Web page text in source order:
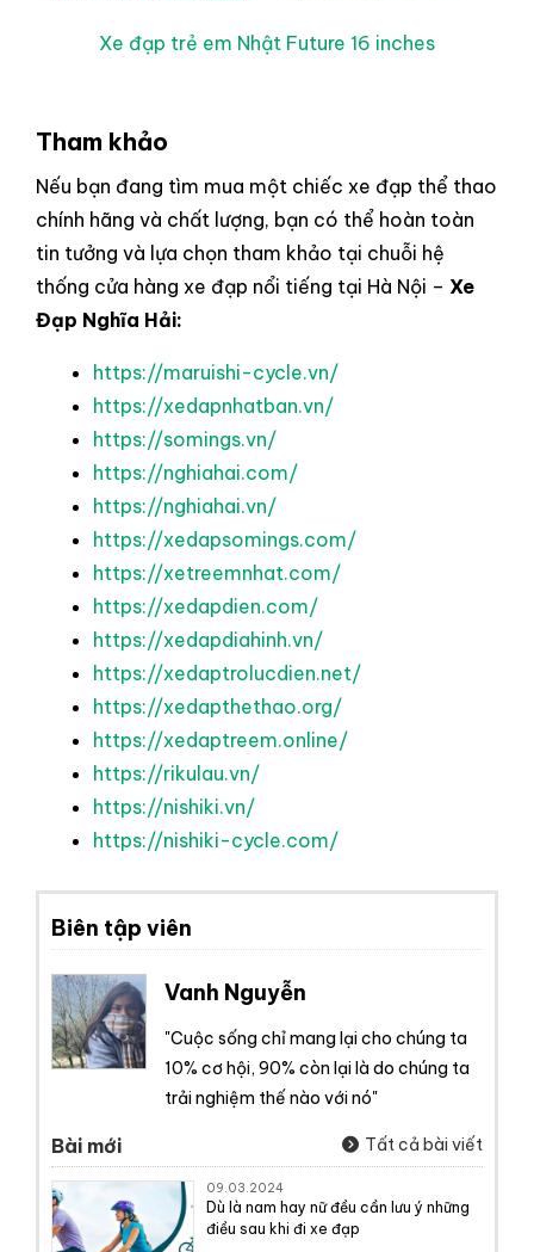
Xe đạp trẻ em Nhật Future 16 inches
Tham khảo
Nếu bạn đang tìm mua một chiếc xe đạp thể thao
chính hãng và chất lượng, bạn có thể hoàn toàn
tin tưởng và lựa chọn tham khảo tại chuỗi hệ
thống cửa hàng xe đạp nổi tiếng tại Hà Nội – Xe
Đạp Nghĩa Hải:
https://maruishi-cycle.vn/
https://xedapnhatban.vn/
https://somings.vn/
https://nghiahai.com/
https://nghiahai.vn/
https://xedapsomings.com/
https://xetreemnhat.com/
https://xedapdien.com/
https://xedapdiahinh.vn/
https://xedaptrolucdien.net/
https://xedapthethao.org/
https://xedaptreem.online/
https://rikulau.vn/
https://nishiki.vn/
https://nishiki-cycle.com/
Biên tập viên
Vanh Nguyễn
"Cuộc sống chỉ mang lại cho chúng ta
10% cơ hội, 90% còn lại là do chúng ta
trải nghiệm thế nào với nó"
Bài mới Tất cả bài viết
09.03.2024
Dù là nam hay nữ đều cần lưu ý những
điều sau khi đi xe đạp